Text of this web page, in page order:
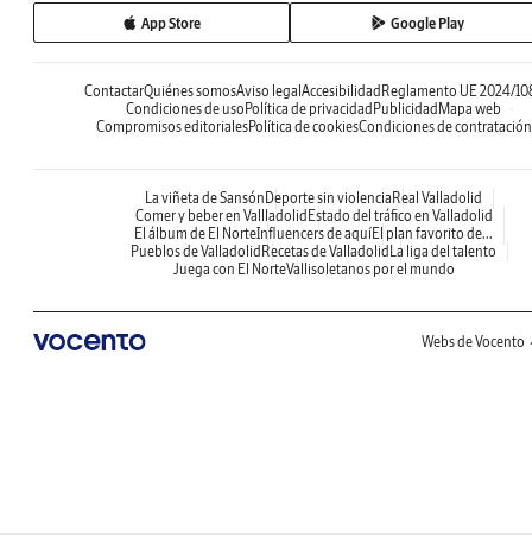
App Store Google Play
ContactarQuiénes somosAviso legal Accesibilidad Reglamento UE 2024/
Condiciones de uso Política de privacidad Publicidad Mapa web
Compromisos editorialesPolítica de cookiesCondiciones de contratación
La viñeta de Sansón Deporte sin violencia Real Valladolid
Comer y beber en Vallladolid Estado del tráfico en Valladolid
El álbum de El NorteInfluencers de aquíEl plan favorito de...
Pueblos de Valladolid Recetas de Valladolid La liga del talento
Juega con El NorteVallisoletanos por el mundo
Webs de Vocento